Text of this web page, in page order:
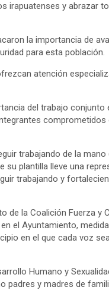
irapuatenses y abrazar
la importancia de
para esta población.
atención
del trabajo conjunto
trabajando de la mano
su plantilla lleve una
trabajando y
de la Coalición Fuerza y
el Ayuntamiento,
en el que cada voz
Humano y
padres y madres de